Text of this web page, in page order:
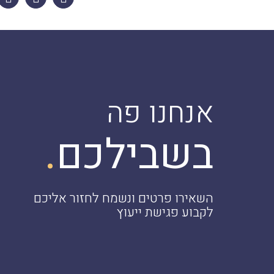
אנחנו פה
בשבילכם.
השאירו פרטים ונשמח לחזור אליכם
לקבוע פגישת ייעוץ